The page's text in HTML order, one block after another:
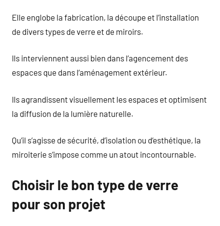
Elle englobe la fabrication, la découpe et l’installation
de divers types de verre et de miroirs.
Ils interviennent aussi bien dans l’agencement des
espaces que dans l’aménagement extérieur.
Ils agrandissent visuellement les espaces et optimisent
la diffusion de la lumière naturelle.
Qu’il s’agisse de sécurité, d’isolation ou d’esthétique, la
miroiterie s’impose comme un atout incontournable.
Choisir le bon type de verre
pour son projet